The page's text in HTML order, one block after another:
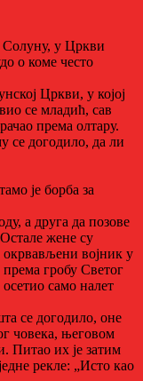
Солуну, у Цркви
о коме често
Цркви, у којој
се младић, сав
према олтару.
се догодило, да ли
је борба за
а друга да позове
жене су
окрвављени војник у
према гробу Светог
само налет
се догодило, оне
човека, његовом
Питао их је затим
рекле: „Исто као